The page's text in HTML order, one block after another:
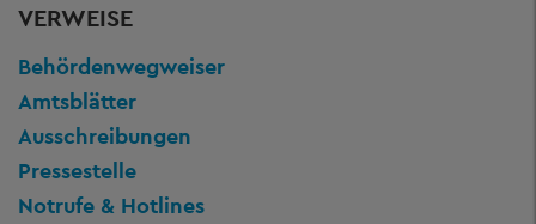
VERWEISE
Behördenwegweiser
Amtsblätter
Ausschreibungen
Pressestelle
Notrufe & Hotlines